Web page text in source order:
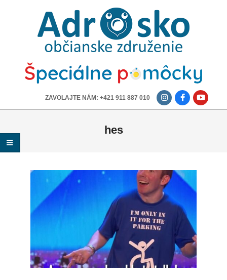
ADROSKO
OBČIANSKE
ZDRUŽENIE
ZAVOLAJTE NÁM: +421 911 887 010
hes